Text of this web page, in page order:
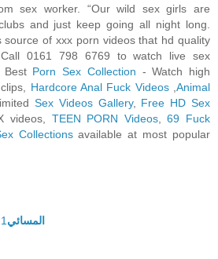
sex worker. “Our wild sex girls are
and just keep going all night long.
source of xxx porn videos that hd quality
0161 798 6769 to watch live sex
Best Porn Sex Collection - Watch high
Hardcore Anal Fuck Videos, Animal
Sex Videos Gallery, Free HD Sex
videos, TEEN PORN Videos,69 Fuck
Collectionsavailable at most popular
المسائي